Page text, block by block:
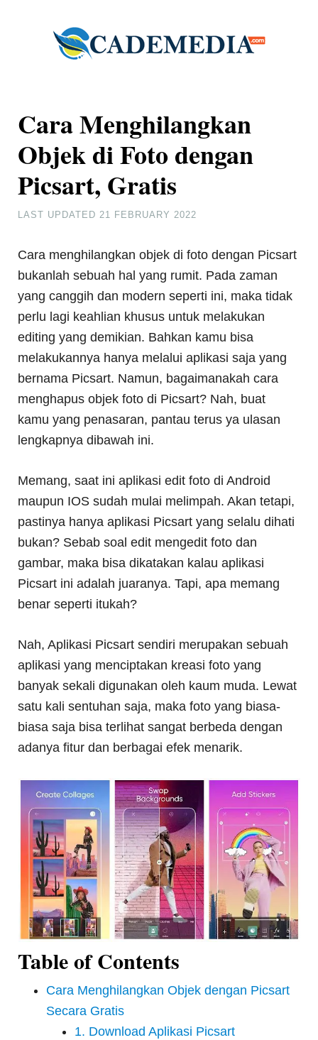
Cara Menghilangkan
Objek di Foto dengan
Picsart, Gratis
LAST UPDATED21 FEBRUARY 2022
Cara menghilangkan objek di foto dengan Picsart
bukanlah sebuah hal yang rumit. Pada zaman
yang canggih dan modern seperti ini, maka tidak
perlu lagi keahlian khusus untuk melakukan
editing yang demikian. Bahkan kamu bisa
melakukannya hanya melalui aplikasi saja yang
bernama Picsart. Namun, bagaimanakah cara
menghapus objek foto di Picsart? Nah, buat
kamu yang penasaran, pantau terus ya ulasan
lengkapnya dibawah ini.
Memang, saat ini aplikasi edit foto di Android
maupun IOS sudah mulai melimpah. Akan tetapi,
pastinya hanya aplikasi Picsart yang selalu dihati
bukan? Sebab soal edit mengedit foto dan
gambar, maka bisa dikatakan kalau aplikasi
Picsart ini adalah juaranya. Tapi, apa memang
benar seperti itukah?
Nah, Aplikasi Picsart sendiri merupakan sebuah
aplikasi yang menciptakan kreasi foto yang
banyak sekali digunakan oleh kaum muda. Lewat
satu kali sentuhan saja, maka foto yang biasa-
biasa saja bisa terlihat sangat berbeda dengan
adanya fitur dan berbagai efek menarik.
Table of Contents
Cara Menghilangkan Objek dengan Picsart
Secara Gratis
1. Download Aplikasi Picsart